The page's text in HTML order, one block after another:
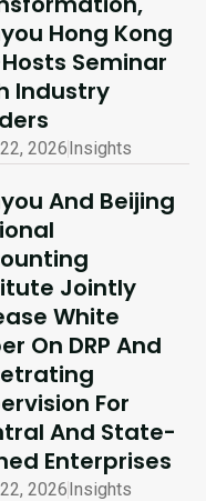
10, 2026Insights
In
Kong,
Success
Hong
Delivery
Summit
More
Hong Kong
Seminar
Industry
2026Insights
And Beijing
Jointly
White
On DRP And
For
And State-
Enterprises
2026Insights